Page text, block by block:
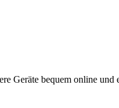
Geräte bequem online und